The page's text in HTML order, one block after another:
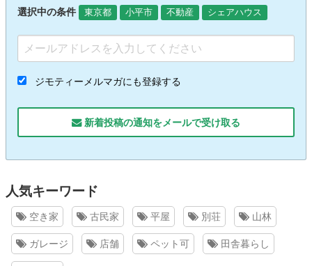
選択中の条件 東京都 小平市 不動産 シェアハウス
ジモティーメルマガにも登録する
新着投稿の通知をメールで受け取る
人気キーワード
空き家 古民家 平屋 別荘 山林
ガレージ 店舗 ペット可 田舎暮らし